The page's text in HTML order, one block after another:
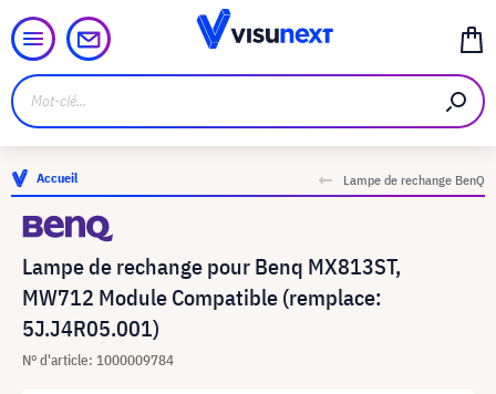
Accueil Lampe de rechange BenQ
Lampe de rechange pour Benq MX813ST,
MW712 Module Compatible (remplace:
5J.J4R05.001)
N° d'article: 1000009784